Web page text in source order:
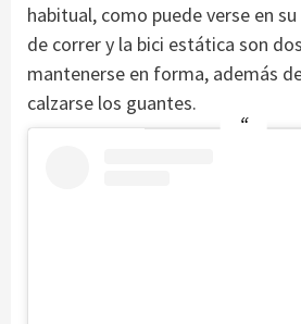
habitual, como puede verse en
de correr y la bici estática son
mantenerse en forma, además
calzarse los guantes.